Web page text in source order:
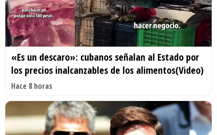
«Es un descaro»: cubanos señalan al Estado por
los precios inalcanzables de los alimentos(Video)
Hace 8 horas